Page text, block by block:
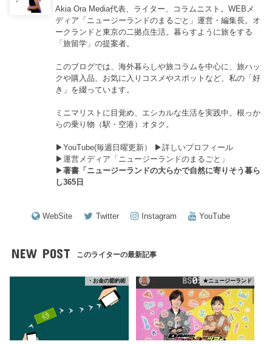
Akia Ora Media代表、ライター、コラムニスト。WEBメ
ディア「ニュージーランドのまるごと」運営・編集長。オ
ークランドと東京の二拠点生活。暮らすように旅をする
「旅留学」の提案者。
このブログでは、海外暮らしや旅コラムを中心に、旅ハッ
クや購入品、お気に入りコスメやスポットなど、私の「好
き」を綴っています。
ミニマリストに目覚め、エシカルな生活を実践中。根っか
らの乗り物（駅・空港）オタク。
▶︎YouTube(毎週日曜更新） ▶︎詳しいプロフィール
▶︎運営メディア「ニュージーランドのまるごと」
▶︎著書「ニュージーランドの大らかで自然に寄りそう暮ら
し365日
WebSite Twitter Instagram YouTube
NEW POST このライターの最新記事
・お金の節約術 ★ニュージーランド